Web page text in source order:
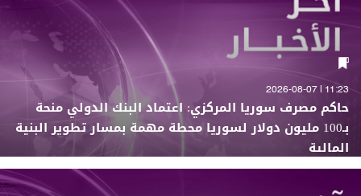
11:23 | 2026-08-07
حاكم مصرف سوريا المركزي: اعتماد البنك الدولي منحة
بـ100 مليون دولار لسوريا محطة مهمة بمسار تطوير البنية
المالية